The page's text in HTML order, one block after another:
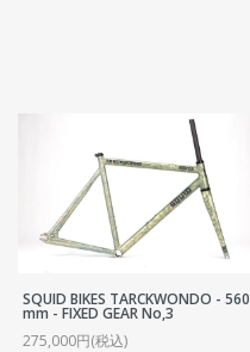
SQUID BIKES TARCKWONDO - 560
mm - FIXED GEAR No,3
275,000円(税込)